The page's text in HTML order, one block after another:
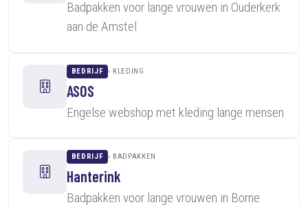
Badpakken voor lange vrouwen in Ouderkerk
aan de Amstel
BEDRIJF KLEDING
ASOS
Engelse webshop met kleding lange mensen
BEDRIJF BADPAKKEN
Hanterink
Badpakken voor lange vrouwen in Borne